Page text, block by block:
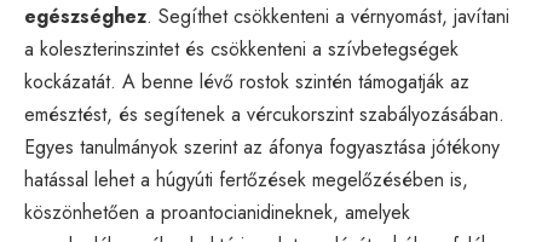
egészséghez. Segíthet csökkenteni a vérnyomást, javítani
a koleszterinszintet és csökkenteni a szívbetegségek
kockázatát. A benne lévő rostok szintén támogatják az
emésztést, és segítenek a vércukorszint szabályozásában.
Egyes tanulmányok szerint az áfonya fogyasztása jótékony
hatással lehet a húgyúti fertőzések megelőzésében is,
köszönhetően a proantocianidineknek, amelyek